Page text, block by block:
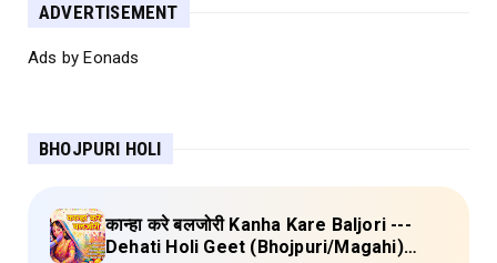
ADVERTISEMENT
Ads by Eonads
BHOJPURI HOLI
कान्हा करे बलजोरी Kanha Kare Baljori ---
Dehati Holi Geet (Bhojpuri/Magahi)